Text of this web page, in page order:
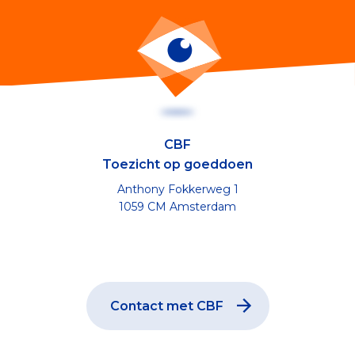
CBF
Toezicht op goeddoen
Anthony Fokkerweg 1
1059 CM Amsterdam
Contact met CBF